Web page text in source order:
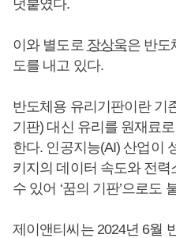
덧붙였다.
이와 별도로 장상욱은 반도
도를 내고 있다.
반도체용 유리기판이란 기
기판) 대신 유리를 원재료
한다. 인공지능(AI) 산업이
키지의 데이터 속도와 전
수 있어 ‘꿈의 기판’으로도
제이앤티씨는 2024년 6월